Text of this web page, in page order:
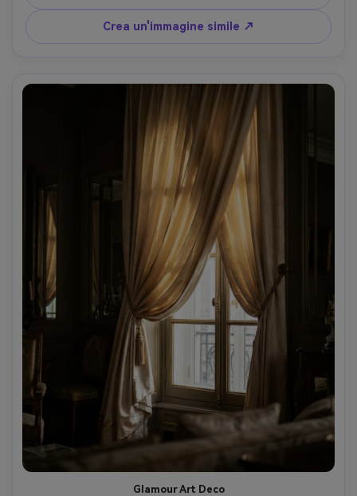
R5, 35mm, f/2.8, accogliente umore editoriale, texture di
cotone fotorealistico e pieghe naturali- -ar 4:5
Crea un'immagine simile ↗
Glamour Art Deco